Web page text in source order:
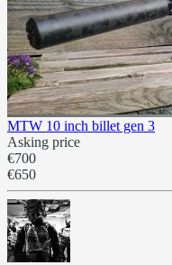
MTW 10 inch billet gen 3
Asking price
€700
€650